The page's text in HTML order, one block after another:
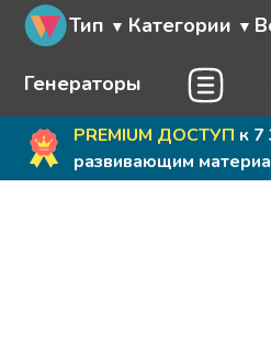
Тип Категории
Генераторы
PREMIUM ДОСТУП к 7
развивающим